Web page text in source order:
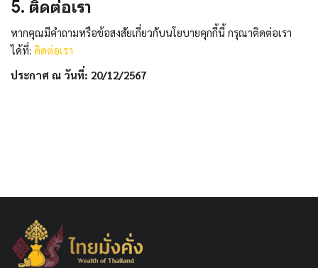
5. ติดต่อเรา
หากคุณมีคำถามหรือข้อสงสัยเกี่ยวกับนโยบายคุกกี้นี้ กรุณาติดต่อเรา
ได้ที่: ติดต่อเรา
ประกาศ ณ วันที่: 20/12/2567